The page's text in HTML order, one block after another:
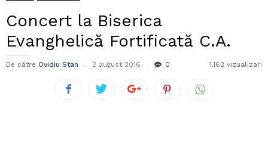
Concert la Biserica
Evanghelică Fortificată C.A.
De către Ovidiu Stan 2 august 2016 0 1.162 vizualizari